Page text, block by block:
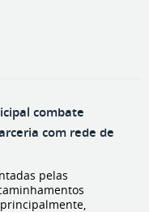
combate
com rede de
pelas